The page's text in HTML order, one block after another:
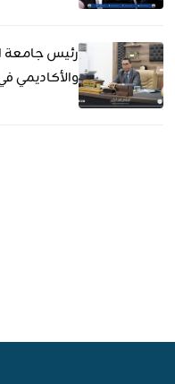
رئيس جامعة
والأكاديمي